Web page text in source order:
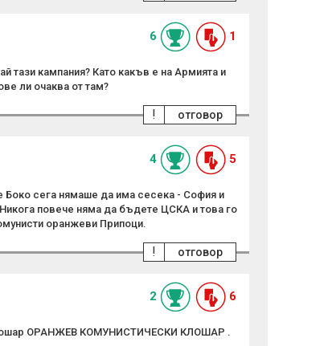
6 1
тази кампания? Като какъв е на Армията и
ли очаква от там?
отговор
!
4 5
сега нямаше да има сесека - София и
повече няма да бъдете ЦСКА и това го
оранжеви Припоци.
отговор
!
2 6
ОРАНЖЕВ КОМУНИСТИЧЕСКИ КЛОШАР .